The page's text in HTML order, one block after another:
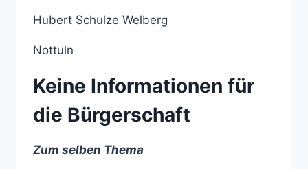
Hubert Schulze Welberg
Nottuln
Keine Informationen für
die Bürgerschaft
Zum selben Thema